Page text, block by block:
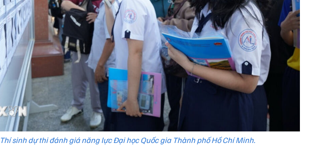
Thí sinh dự thi đánh giá năng lực Đại học Quốc gia Thành phố Hồ Chí Minh.